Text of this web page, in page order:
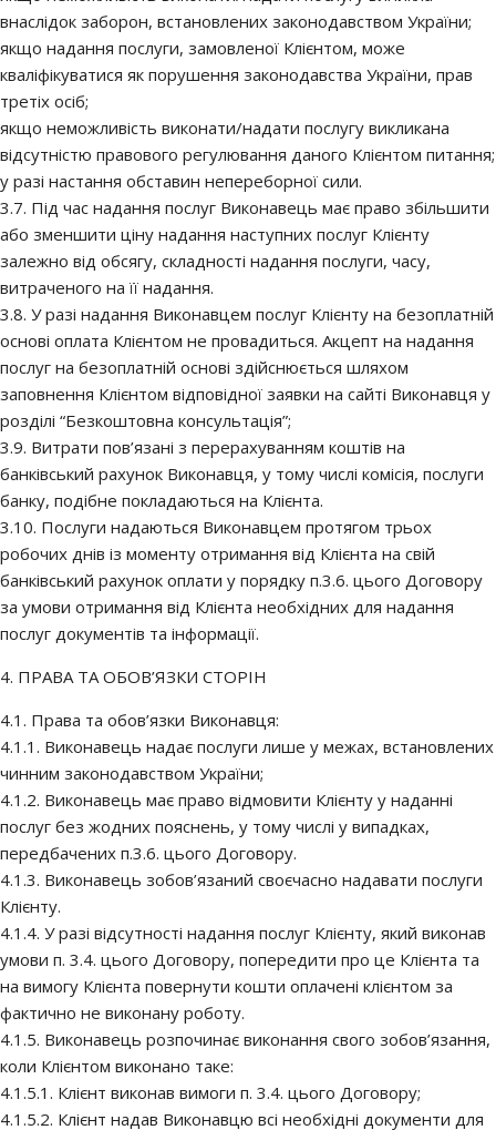
внаслідок заборон, встановлених законодавством України;
якщо надання послуги, замовленої Клієнтом, може
кваліфікуватися як порушення законодавства України, прав
третіх осіб;
якщо неможливість виконати/надати послугу викликана
відсутністю правового регулювання даного Клієнтом питання;
у разі настання обставин непереборної сили.
3.7. Під час надання послуг Виконавець має право збільшити
або зменшити ціну надання наступних послуг Клієнту
залежно від обсягу, складності надання послуги, часу,
витраченого на її надання.
3.8. У разі надання Виконавцем послуг Клієнту на безоплатній
основі оплата Клієнтом не провадиться. Акцепт на надання
послуг на безоплатній основі здійснюється шляхом
заповнення Клієнтом відповідної заявки на сайті Виконавця у
розділі “Безкоштовна консультація”;
3.9. Витрати пов’язані з перерахуванням коштів на
банківський рахунок Виконавця, у тому числі комісія, послуги
банку, подібне покладаються на Клієнта.
3.10. Послуги надаються Виконавцем протягом трьох
робочих днів із моменту отримання від Клієнта на свій
банківський рахунок оплати у порядку п.3.6. цього Договору
за умови отримання від Клієнта необхідних для надання
послуг документів та інформації.
4. ПРАВА ТА ОБОВ’ЯЗКИ СТОРІН
4.1. Права та обов’язки Виконавця:
4.1.1. Виконавець надає послуги лише у межах, встановлених
чинним законодавством України;
4.1.2. Виконавець має право відмовити Клієнту у наданні
послуг без жодних пояснень, у тому числі у випадках,
передбачених п.3.6. цього Договору.
4.1.3. Виконавець зобов’язаний своєчасно надавати послуги
Клієнту.
4.1.4. У разі відсутності надання послуг Клієнту, який виконав
умови п. 3.4. цього Договору, попередити про це Клієнта та
на вимогу Клієнта повернути кошти оплачені клієнтом за
фактично не виконану роботу.
4.1.5. Виконавець розпочинає виконання свого зобов’язання,
коли Клієнтом виконано таке:
4.1.5.1. Клієнт виконав вимоги п. 3.4. цього Договору;
4.1.5.2. Клієнт надав Виконавцю всі необхідні документи для